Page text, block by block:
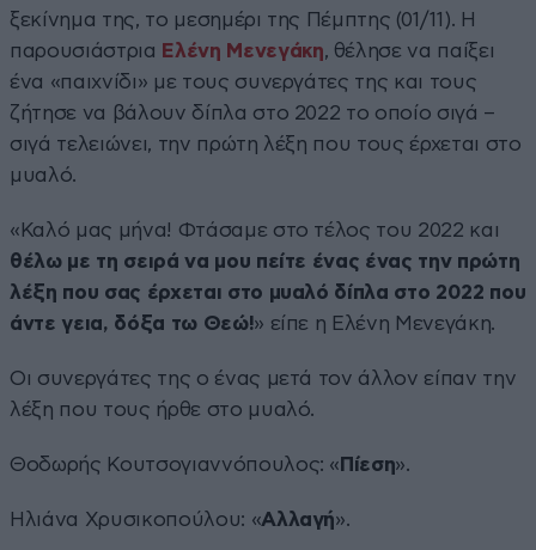
ξεκίνημα της, το μεσημέρι της Πέμπτης (01/11). Η
παρουσιάστρια Ελένη Μενεγάκη, θέλησε να παίξει
ένα «παιχνίδι» με τους συνεργάτες της και τους
ζήτησε να βάλουν δίπλα στο 2022 το οποίο σιγά –
σιγά τελειώνει, την πρώτη λέξη που τους έρχεται στο
μυαλό.
«Καλό μας μήνα! Φτάσαμε στο τέλος του 2022 και
θέλω με τη σειρά να μου πείτε ένας ένας την πρώτη
λέξη που σας έρχεται στο μυαλό δίπλα στο 2022 που
άντε γεια, δόξα τω Θεώ!» είπε η Ελένη Μενεγάκη.
Οι συνεργάτες της ο ένας μετά τον άλλον είπαν την
λέξη που τους ήρθε στο μυαλό.
Θοδωρής Κουτσογιαννόπουλος: « Πίεση».
Ηλιάνα Χρυσικοπούλου: «Αλλαγή».